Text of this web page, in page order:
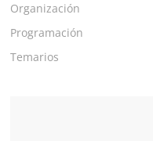
Organización
Programación
Temarios